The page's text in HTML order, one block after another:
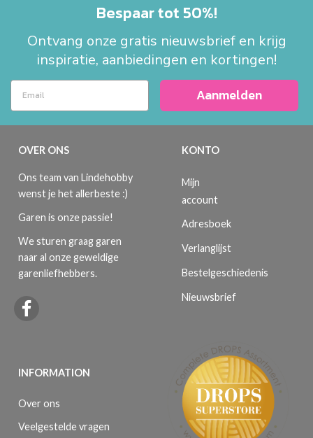
Bespaar tot 50%!
Ontvang onze gratis nieuwsbrief en krijg
inspiratie, aanbiedingen en kortingen!
Aanmelden
OVER ONS
Ons team van Lindehobby
wenst je het allerbeste :)
Garen is onze passie!
We sturen graag garen
naar al onze geweldige
garenliefhebbers.
INFORMATION
Over ons
Veelgestelde vragen
KONTO
Mijn
account
Adresboek
Verlanglijst
Bestelgeschiedenis
Nieuwsbrief